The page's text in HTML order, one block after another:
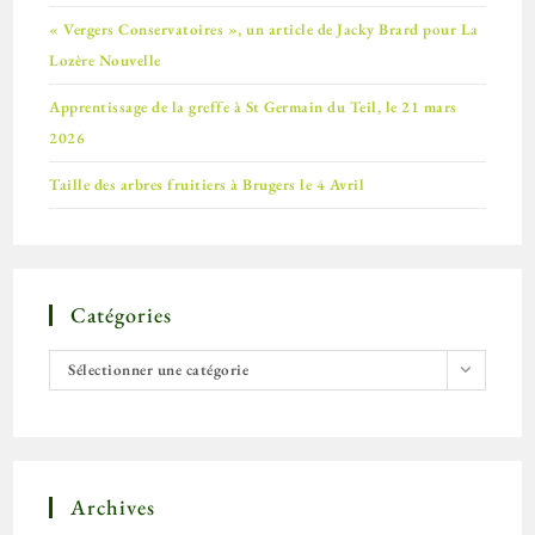
« Vergers Conservatoires », un article de Jacky Brard pour La
Lozère Nouvelle
Apprentissage de la greffe à St Germain du Teil, le 21 mars
2026
Taille des arbres fruitiers à Brugers le 4 Avril
Catégories
Sélectionner une catégorie
Archives